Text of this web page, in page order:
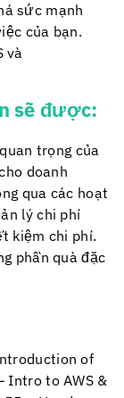
sức mạnh
của bạn.
và
sẽ được:
trọng của
doanh
qua các hoạt
lý chi phí
kiệm chi phí.
phần quà đặc
of
Intro to AWS &